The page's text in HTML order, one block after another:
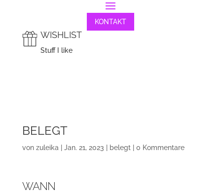
KONTAKT
WISHLIST
Stuff I like
BELEGT
von zuleika Jan. 21, 2023 belegt| 0 Kommentare
WANN